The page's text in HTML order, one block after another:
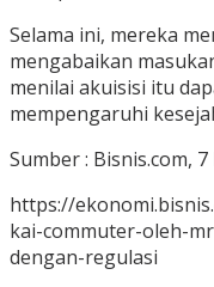
Selama ini, mereka
mengabaikan
menilai akuisisi itu
mempengaruhi
Sumber : Bisnis.com,
https://
kai-commuter-oleh-
dengan-regulasi